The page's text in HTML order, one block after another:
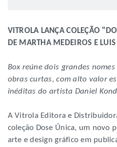
VITROLA LANÇA COLEÇÃO
DE MARTHA MEDEIROS E
Box reúne dois grandes
obras curtas, com alto valor
inéditas do artista Daniel
A Vitrola Editora e
coleção Dose Única, um novo
arte e design gráfico em